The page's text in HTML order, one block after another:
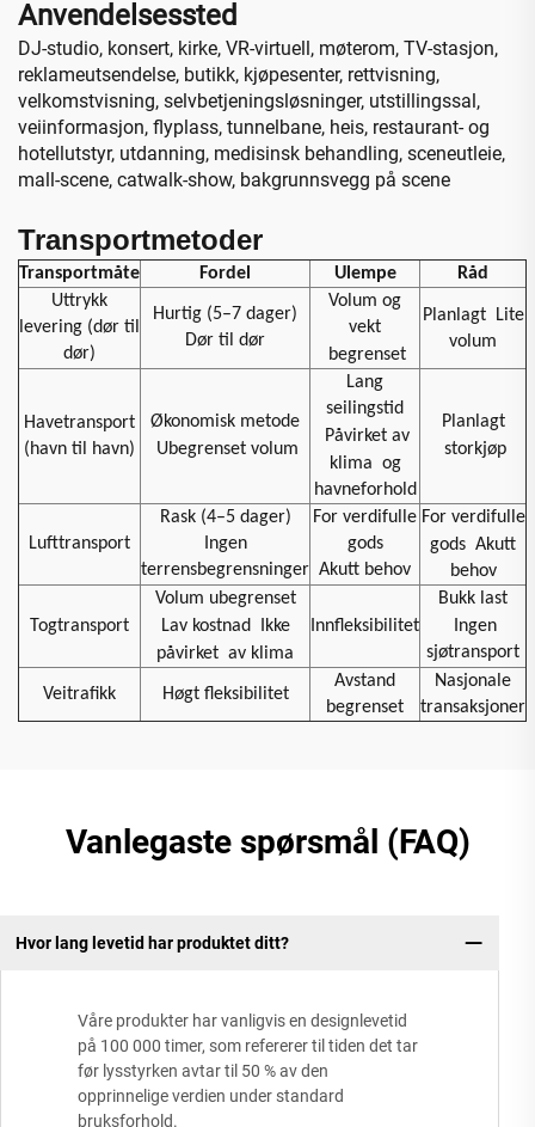
Anvendelsessted
DJ-studio, konsert, kirke, VR-virtuell, møterom, TV-stasjon,
reklameutsendelse, butikk, kjøpesenter, rettvisning,
velkomstvisning, selvbetjeningsløsninger, utstillingssal,
veiinformasjon, flyplass, tunnelbane, heis, restaurant- og
hotellutstyr, utdanning, medisinsk behandling, sceneutleie,
mall-scene, catwalk-show, bakgrunnsvegg på scene
Transportmetoder
Transportmåte Fordel Ulempe
Råd
Uttrykk
levering (dør til
dør)
Hurtig (5–7 dager)
Dør til dør
Volum og
vekt
begrenset
Planlagt
Lite
volum
Havetransport
(havn til havn)
Økonomisk metode
Ubegrenset volum
Lang
seilingstid
Påvirket av
klima og
havneforhold
Planlagt
storkjøp
Lufttransport
Rask (4–5 dager)
Ingen
terrensbegrensninger
For verdifulle
gods
Akutt behov
For verdifulle
gods Akutt
behov
Togtransport
Volum ubegrenset
Lav kostnad
Ikke
påvirket av klima
Innfleksibilitet
Bukk last
Ingen
sjøtransport
Veitrafikk Høgt fleksibilitet
Avstand
begrenset
Nasjonale
transaksjoner
Vanlegaste spørsmål (FAQ)
Hvor lang levetid har produktet ditt?
Våre produkter har vanligvis en designlevetid
på 100 000 timer, som refererer til tiden det tar
før lysstyrken avtar til 50 % av den
opprinnelige verdien under standard
bruksforhold.